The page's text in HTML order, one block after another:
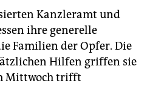
Kanzleramt und
ihre generelle
Familien der Opfer. Die
Hilfen griffen sie
Mittwoch trifft